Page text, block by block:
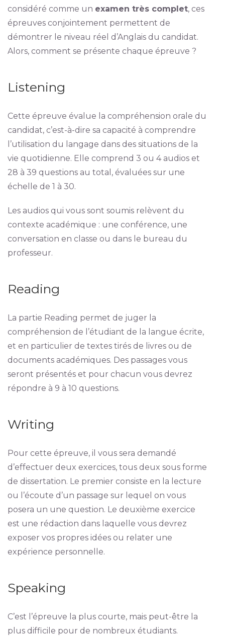
considéré comme un examen très complet, ces
épreuves conjointement permettent de
démontrer le niveau réel d’Anglais du candidat.
Alors, comment se présente chaque épreuve ?
Listening
Cette épreuve évalue la compréhension orale du
candidat, c’est-à-dire sa capacité à comprendre
l’utilisation du langage dans des situations de la
vie quotidienne. Elle comprend 3 ou 4 audios et
28 à 39 questions au total, évaluées sur une
échelle de 1 à 30.
Les audios qui vous sont soumis relèvent du
contexte académique : une conférence, une
conversation en classe ou dans le bureau du
professeur.
Reading
La partie Reading permet de juger la
compréhension de l’étudiant de la langue écrite,
et en particulier de textes tirés de livres ou de
documents académiques. Des passages vous
seront présentés et pour chacun vous devrez
répondre à 9 à 10 questions.
Writing
Pour cette épreuve, il vous sera demandé
d’effectuer deux exercices, tous deux sous forme
de dissertation. Le premier consiste en la lecture
ou l’écoute d’un passage sur lequel on vous
posera un une question. Le deuxième exercice
est une rédaction dans laquelle vous devrez
exposer vos propres idées ou relater une
expérience personnelle.
Speaking
C’est l’épreuve la plus courte, mais peut-être la
plus difficile pour de nombreux étudiants.